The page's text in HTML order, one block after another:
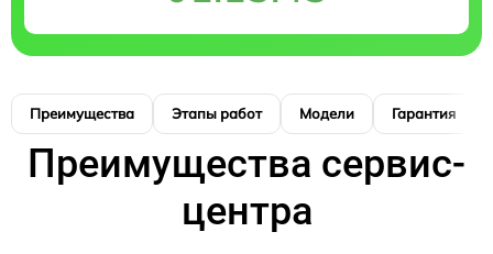
Преимущества Этапы работ Модели Гарантия
Преимущества сервис-
центра